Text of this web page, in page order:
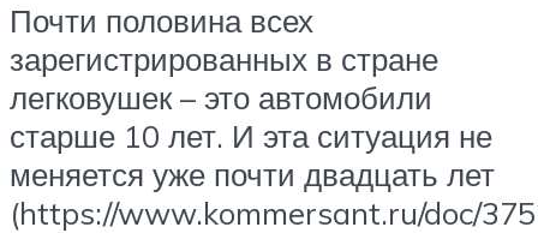
Почти половина всех
зарегистрированных в стране
легковушек – это автомобили
старше 10 лет. И эта ситуация не
меняется уже почти двадцать лет
(https://www.kommersant.ru/doc/